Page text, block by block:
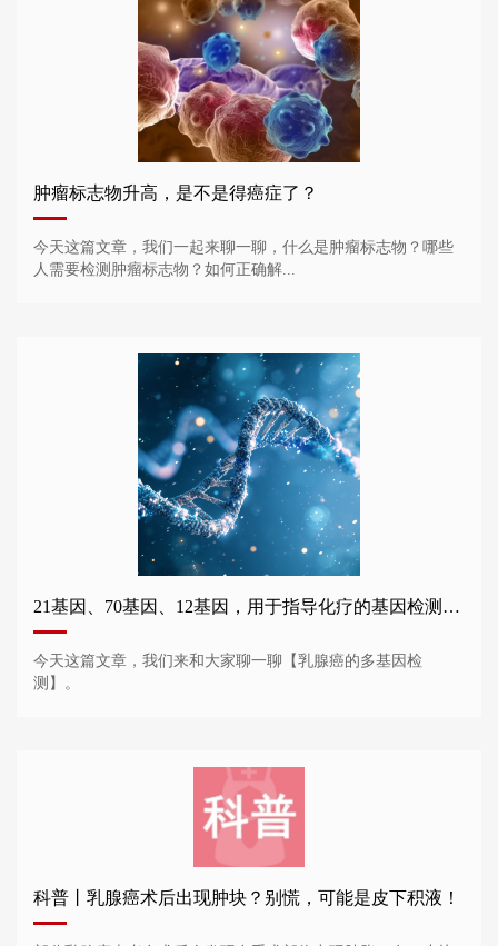
肿瘤标志物升高，是不是得癌症了？
今天这篇文章，我们一起来聊一聊，什么是肿瘤标志物？哪些
人需要检测肿瘤标志物？如何正确解...
21基因、70基因、12基因，用于指导化疗的基因检测谁需要做？
今天这篇文章，我们来和大家聊一聊【乳腺癌的多基因检
测】。
科普丨乳腺癌术后出现肿块？别慌，可能是皮下积液！